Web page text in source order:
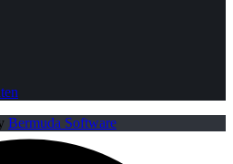
Bermuda Software